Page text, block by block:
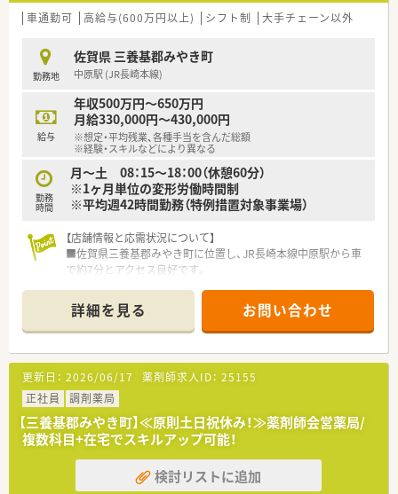
車通勤可 高給与(600万円以上) シフト制 大手チェーン以外
勤務地
佐賀県 三養基郡みやき町
中原駅 (JR長崎本線)
給与
年収500万円～650万円
月給330,000円～430,000円
※想定・平均残業、各種手当を含んだ総額
※経験・スキルなどにより異なる
勤務
時間
月～土 08：15～18：00（休憩60分）
※1ヶ月単位の変形労働時間制
※平均週42時間勤務（特例措置対象事業場）
【店舗情報と応需状況について】
■佐賀県三養基郡みやき町に位置し、JR長崎本線中原駅から車
で約7分とアクセス良好です。
方箋に対応しています。
■薬剤師は常勤3名、パート1名が在籍しており、事務も常勤2名、
パート1名と充実した人員体制です。
【募集背景と求める人物像について】
■今回は管理薬剤師が定年も近いため将来的に管理薬剤師を担
える方や長期的な視点でキャリアを築きたい方を歓迎していま
す。
■定着率が高く、20代から30代の若手薬剤師も多数活躍してお
り、活気あふれる職場です。
■チームワークを大切にし、患者様のために積極的に業務に取り
組める方を求めています。
詳細を見る お問い合わせ
更新日： 2026/06/17 薬剤師求人ID： 25155
正社員
調剤薬局
【三養基郡みやき町】≪原則土日祝休み！≫薬剤師会営薬局/
複数科目+在宅でスキルアップ可能！
検討リストに追加